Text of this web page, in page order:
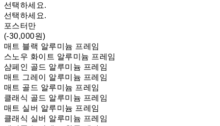
선택하세요.
선택하세요.
포스터만
(-30,000원)
매트 블랙 알루미늄 프레임
스노우 화이트 알루미늄 프레임
샴페인 골드 알루미늄 프레임
매트 그레이 알루미늄 프레임
매트 골드 알루미늄 프레임
클래식 골드 알루미늄 프레임
매트 실버 알루미늄 프레임
클래식 실버 알루미늄 프레임